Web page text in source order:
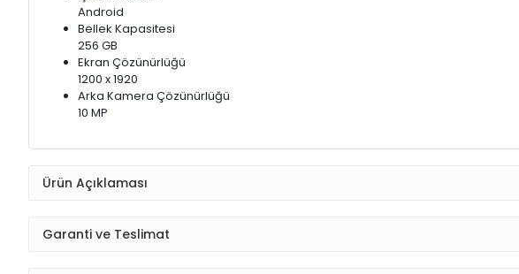
Android
Bellek Kapasitesi
256 GB
Ekran Çözünürlüğü
1200 x 1920
Arka Kamera Çözünürlüğü
10 MP
Ürün Açıklaması
Garanti ve Teslimat